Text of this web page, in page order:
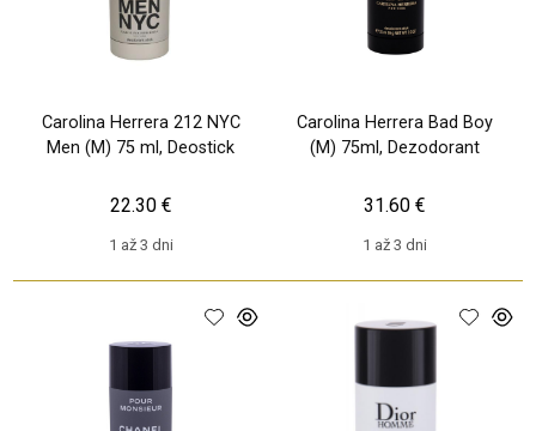
Carolina Herrera 212 NYC
Men (M) 75 ml, Deostick
1 až 3 dni
22.30 €
Carolina Herrera Bad Boy
(M) 75ml, Dezodorant
1 až 3 dni
31.60 €